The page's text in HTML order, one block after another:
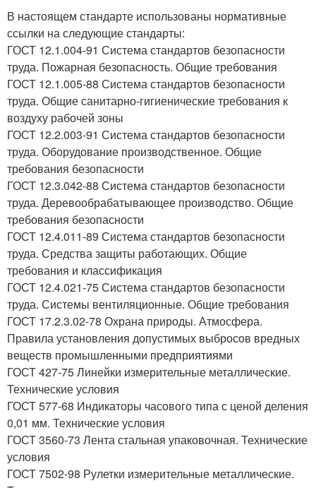
В настоящем стандарте использованы нормативные
ссылки на следующие стандарты:
ГОСТ 12.1.004-91 Система стандартов безопасности
труда. Пожарная безопасность. Общие требования
ГОСТ 12.1.005-88 Система стандартов безопасности
труда. Общие санитарно-гигиенические требования к
воздуху рабочей зоны
ГОСТ 12.2.003-91 Система стандартов безопасности
труда. Оборудование производственное. Общие
требования безопасности
ГОСТ 12.3.042-88 Система стандартов безопасности
труда. Деревообрабатывающее производство. Общие
требования безопасности
ГОСТ 12.4.011-89 Система стандартов безопасности
труда. Средства защиты работающих. Общие
требования и классификация
ГОСТ 12.4.021-75 Система стандартов безопасности
труда. Системы вентиляционные. Общие требования
ГОСТ 17.2.3.02-78 Охрана природы. Атмосфера.
Правила установления допустимых выбросов вредных
веществ промышленными предприятиями
ГОСТ 427-75 Линейки измерительные металлические.
Технические условия
ГОСТ 577-68 Индикаторы часового типа с ценой деления
0,01 мм. Технические условия
ГОСТ 3560-73 Лента стальная упаковочная. Технические
условия
ГОСТ 7502-98 Рулетки измерительные металлические.